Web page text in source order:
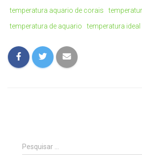
temperatura aquario de corais
temperatura de aquario
temperatura
P
Pesquisar …